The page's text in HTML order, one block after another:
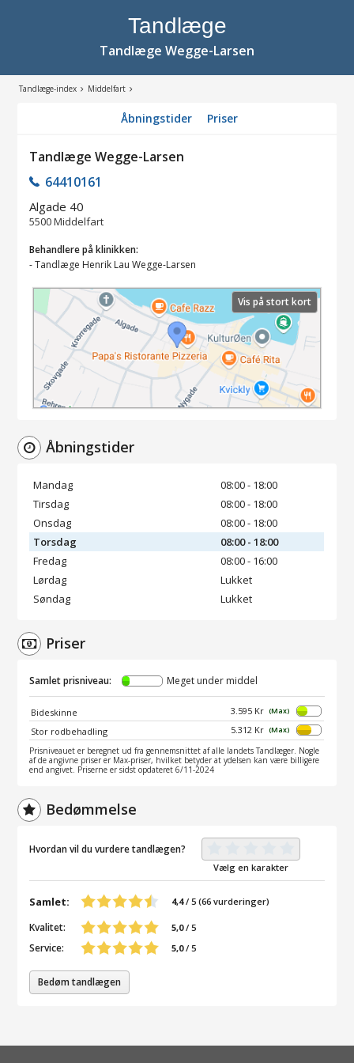
Tandlæge
Tandlæge Wegge-Larsen
Tandlæge-index Middelfart
Åbningstider Priser
Tandlæge Wegge-Larsen
64410161
Algade 40
5500Middelfart
Behandlere på klinikken:
-Tandlæge Henrik Lau Wegge-Larsen
Vis på stort kort
Åbningstider
Mandag
08:00 - 18:00
Tirsdag
08:00 - 18:00
Onsdag
08:00 - 18:00
Torsdag
08:00 - 18:00
Fredag
08:00 - 16:00
Lørdag
Lukket
Søndag
Lukket
Priser
Samlet prisniveau: Meget under middel
Bideskinne 3.595 Kr (Max)
Stor rodbehadling 5.312 Kr (Max)
Prisniveauet er beregnet ud fra gennemsnittet af alle landets Tandlæger. Nogle
af de angivne priser er Max-priser, hvilket betyder at ydelsen kan være billigere
end angivet. Priserne er sidst opdateret 6/11-2024
Bedømmelse
Hvordan vil du vurdere tandlægen?
Vælg en karakter
Samlet: 4,4/5 (66 vurderinger)
Kvalitet: 5,0/ 5
Service: 5,0/ 5
Bedøm tandlægen